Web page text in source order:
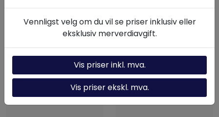
1.066,25 145,00
Vennligst velg om du vil se priser inklusiv eller
eksklusiv merverdiavgift.
Vis priser inkl. mva.
Vis priser ekskl. mva.